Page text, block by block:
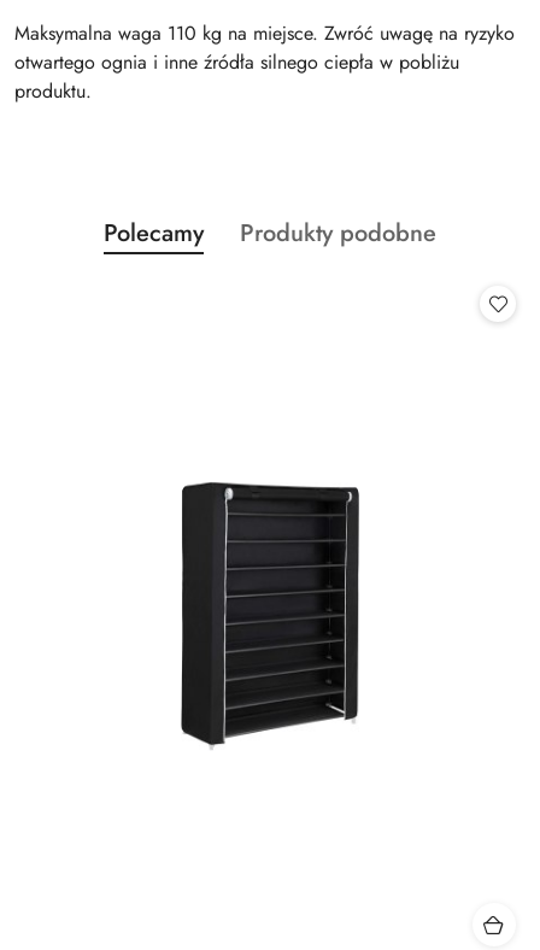
Maksymalna waga 110 kg na miejsce. Zwróć uwagę na ryzyko
otwartego ognia i inne źródła silnego ciepła w pobliżu
produktu.
Pomiń karuzelę produktów
Produkty
o
Polecamy
Produkty
Produkty podobne